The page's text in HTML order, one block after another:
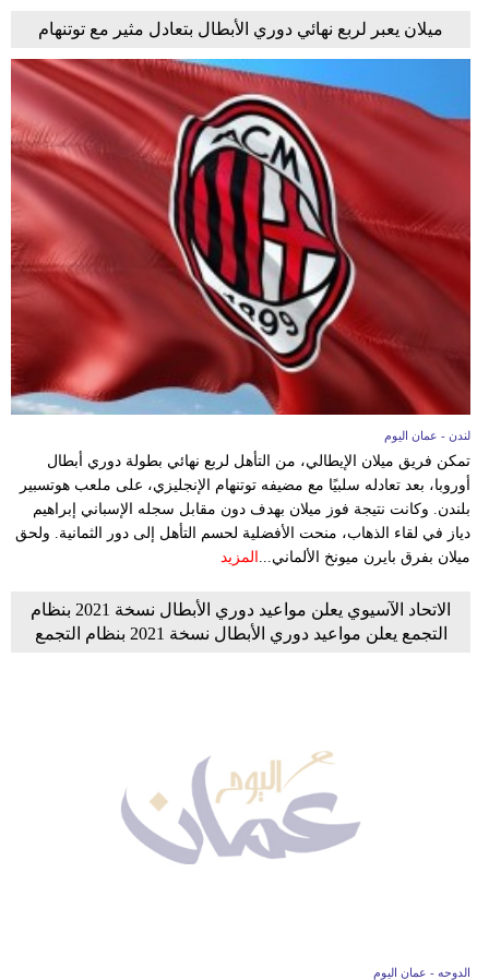
ميلان يعبر لربع نهائي دوري الأبطال بتعادل مثير مع توتنهام
لندن - عمان اليوم
تمكن فريق ميلان الإيطالي، من التأهل لربع نهائي بطولة دوري أبطال
أوروبا، بعد تعادله سلبيًا مع مضيفه توتنهام الإنجليزي، على ملعب هوتسبير
بلندن. وكانت نتيجة فوز ميلان بهدف دون مقابل سجله الإسباني إبراهيم
دياز في لقاء الذهاب، منحت الأفضلية لحسم التأهل إلى دور الثمانية. ولحق
ميلان بفرق بايرن ميونخ الألماني... المزيد
الاتحاد الآسيوي يعلن مواعيد دوري الأبطال نسخة 2021 بنظام
التجمع يعلن مواعيد دوري الأبطال نسخة 2021 بنظام التجمع
الدوحه - عمان اليوم